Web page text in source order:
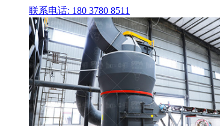
联系电话: 180 3780 8511